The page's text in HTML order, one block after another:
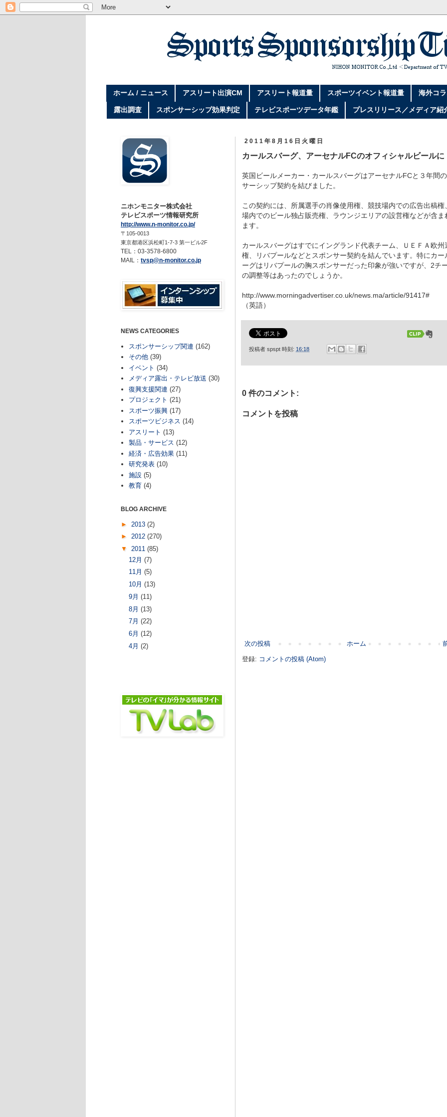
ホーム / ニュース アスリート出演CM アスリート報道量 スポーツイベント報道量 海外コ
露出調査 スポンサーシップ効果判定 テレビスポーツデータ年鑑 プレスリリース／メディア紹
2011年8月16日火曜日
カールスバーグ、アーセナルFCのオフィシャルビールに
英国ビールメーカー・カールスバーグはアーセナルFCと３年間
サーシップ契約を結びました。
この契約には、所属選手の肖像使用権、競技場内での広告出稿権
場内でのビール独占販売権、ラウンジエリアの設営権などが含ま
ます。
カールスバーグはすでにイングランド代表チーム、ＵＥＦＡ欧州
権、リバプールなどとスポンサー契約を結んでいます。特にカー
ーグはリバプールの胸スポンサーだった印象が強いですが、2チ
の調整等はあったのでしょうか。
http://www.morningadvertiser.co.uk/news.ma/article/91417#
（英語）
投稿者 spspt 時刻: 16:18
0 件のコメント:
コメントを投稿
次の投稿 ホーム
登録: コメントの投稿 (Atom)
ニホンモニター株式会社
テレビスポーツ情報研究所
http://www.n-monitor.co.jp/
〒105-0013
東京都港区浜松町1-7-3 第一ビル2F
TEL：03-3578-6800
MAIL： tvsp@n-monitor.co.jp
NEWS CATEGORIES
スポンサーシップ関連 (162)
その他 (39)
イベント (34)
メディア露出・テレビ放送 (30)
復興支援関連 (27)
プロジェクト (21)
スポーツ振興 (17)
スポーツビジネス (14)
アスリート (13)
製品・サービス (12)
経済・広告効果 (11)
研究発表 (10)
施設 (5)
教育 (4)
BLOG ARCHIVE
► 2013 (2)
► 2012 (270)
▼ 2011 (85)
12月 (7)
11月 (5)
10月 (13)
9月 (11)
8月 (13)
7月 (22)
6月 (12)
4月 (2)